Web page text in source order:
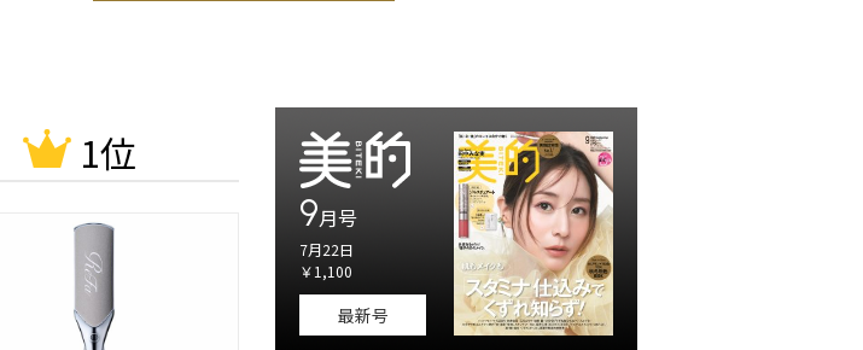
1位
9月号
7月22日
￥1,100
最新号